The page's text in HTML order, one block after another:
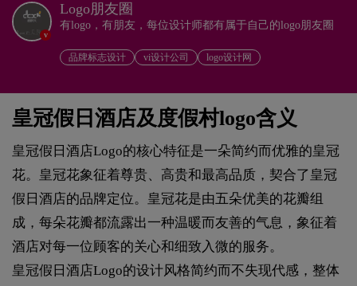
v
Logo朋友圈
有logo，有朋友，每位设计师都有属于自己的logo朋友圈
品牌标志设计 vi设计公司 logo设计网
皇冠假日酒店及度假村logo含义
皇冠假日酒店Logo的核心特征是一朵简约而优雅的皇冠
花。皇冠花象征着尊贵、高贵和最高品质，契合了皇冠
假日酒店的品牌定位。皇冠花是由五朵优美的花瓣组
成，每朵花瓣都流露出一种温暖而友善的气息，象征着
酒店对每一位顾客的关心和细致入微的服务。
皇冠假日酒店Logo的设计风格简约而不失现代感，整体